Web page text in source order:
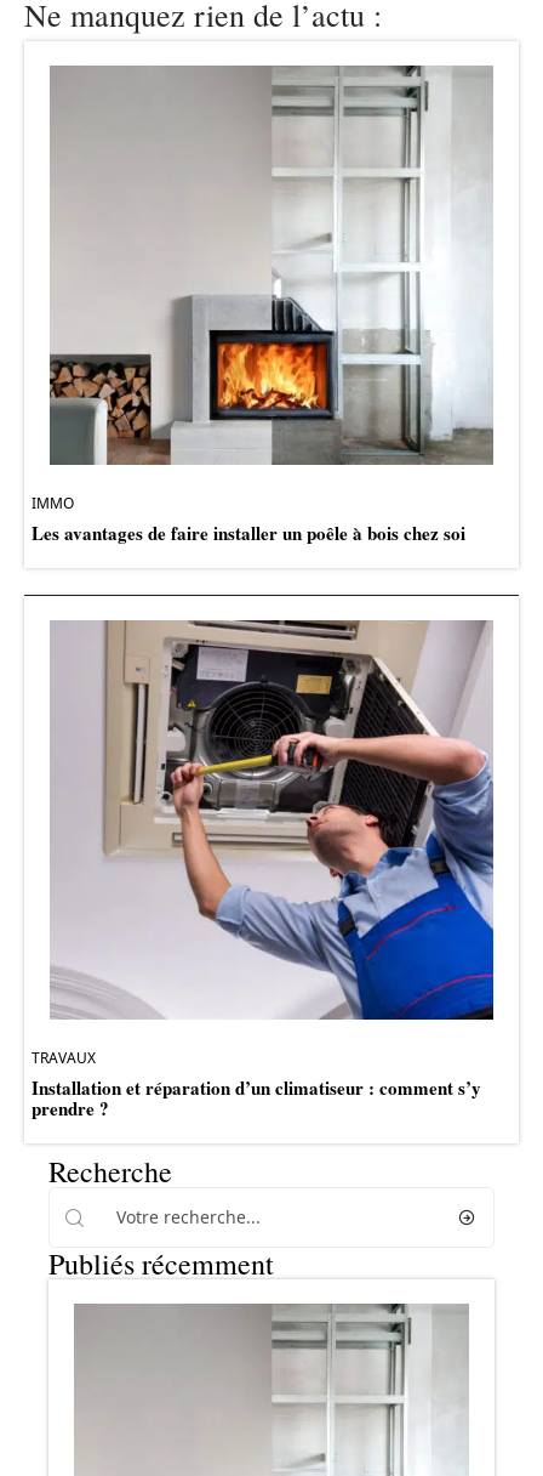
Ne manquez rien de l’actu :
IMMO
Les avantages de faire installer un poêle à bois chez soi
TRAVAUX
Installation et réparation d’un climatiseur : comment s’y
prendre ?
Recherche
Publiés récemment